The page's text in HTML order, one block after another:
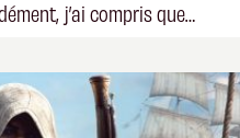
j’ai compris que